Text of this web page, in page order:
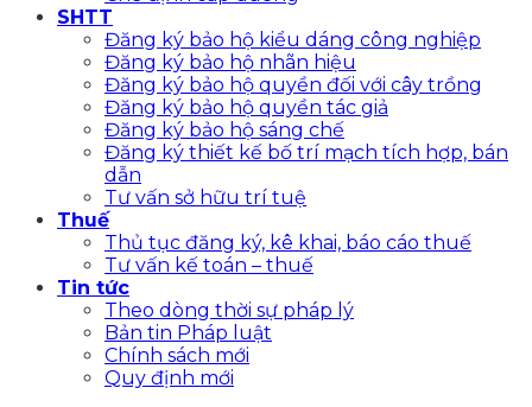
SHTT
Đăng ký bảo hộ kiểu dáng công nghiệp
Đăng ký bảo hộ nhãn hiệu
Đăng ký bảo hộ quyền đối với cây trồng
Đăng ký bảo hộ quyền tác giả
Đăng ký bảo hộ sáng chế
Đăng ký thiết kế bố trí mạch tích hợp, bán
dẫn
Tư vấn sở hữu trí tuệ
Thuế
Thủ tục đăng ký, kê khai, báo cáo thuế
Tư vấn kế toán – thuế
Tin tức
Theo dòng thời sự pháp lý
Bản tin Pháp luật
Chính sách mới
Quy định mới